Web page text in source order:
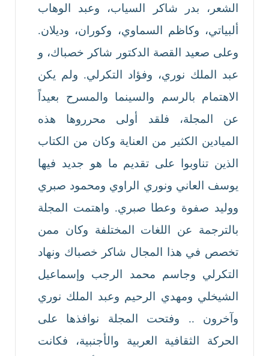
الشعر، بدر شاكر السياب، وعبد الوهاب
ألبياتي، وكاظم السماوي، وكوران، وديلان.
وعلى صعيد القصة الدكتور شاكر خصباك، و
عبد الملك نوري، وفؤاد التكرلي. ولم يكن
الاهتمام بالرسم والسينما والمسرح بعيداً
عن المجلة، فلقد أولى محرروها هذه
الميادين الكثير من العناية وكان من الكتاب
الذين تناوبوا على تقديم ما هو جديد فيها
يوسف العاني ونوري الراوي ومحمود صبري
ووليد صفوة وعطا صبري. واهتمت المجلة
بالترجمة عن اللغات المختلفة وكان ممن
تخصص في هذا المجال شاكر خصباك ونهاد
التكرلي وجاسم محمد الرجب وإسماعيل
الشيخلي ومهدي الرحيم وعبد الملك نوري
وآخرون .. وفتحت المجلة نوافذها على
الحركة الثقافية العربية والأجنبية، فكانت